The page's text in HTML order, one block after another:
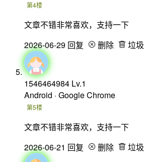
第4楼
文章不错非常喜欢，支持一下
2026-06-29 回复 删除 垃圾
1546464984 Lv.1
Android · Google Chrome
第5楼
文章不错非常喜欢，支持一下
2026-06-21 回复 删除 垃圾